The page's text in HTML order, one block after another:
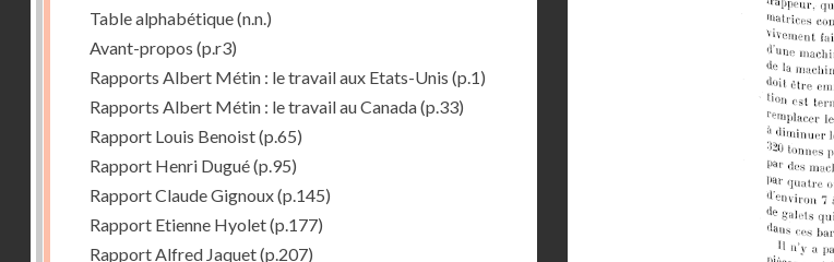
Table alphabétique(n.n.)
Avant-propos (p.r3)
Rapports Albert Métin : le travail aux Etats-Unis (p.1)
Rapports Albert Métin : le travail au Canada(p.33)
Rapport Louis Benoist(p.65)
Rapport Henri Dugué(p.95)
Rapport Claude Gignoux(p.145)
Rapport Etienne Hyolet(p.177)
Rapport Alfred Jaquet(p.207)